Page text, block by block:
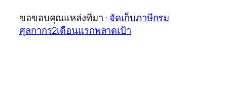
ขอขอบคุณแหล่งที่มา : จัดเก็บภาษีกรม
ศุลกากร2เดือนแรกพลาดเป้า